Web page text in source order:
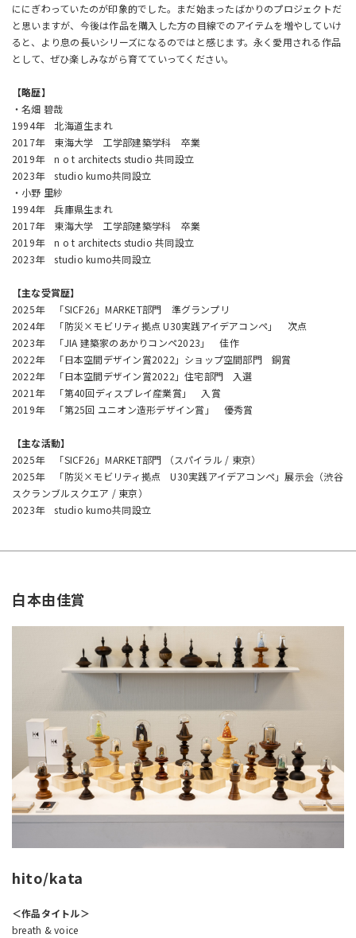
ににぎわっていたのが印象的でした。まだ始まったばかりのプロジェクトだ
と思いますが、今後は作品を購入した方の目線でのアイテムを増やしていけ
ると、より息の長いシリーズになるのではと感じます。永く愛用される作品
として、ぜひ楽しみながら育てていってください。
【略歴】
・名畑 碧哉
1994年 北海道生まれ
2017年 東海大学 工学部建築学科 卒業
2019年 n o t architects studio 共同設立
2023年 studio kumo共同設立
・小野 里紗
1994年 兵庫県生まれ
2017年 東海大学 工学部建築学科 卒業
2019年 n o t architects studio 共同設立
2023年 studio kumo共同設立
【主な受賞歴】
2025年 「SICF26」MARKET部門 準グランプリ
2024年 「防災×モビリティ拠点 U30実践アイデアコンペ」 次点
2023年 「JIA 建築家のあかりコンペ2023」 佳作
2022年 「日本空間デザイン賞2022」ショップ空間部門 銅賞
2022年 「日本空間デザイン賞2022」住宅部門 入選
2021年 「第40回ディスプレイ産業賞」 入賞
2019年 「第25回 ユニオン造形デザイン賞」 優秀賞
【主な活動】
2025年 「SICF26」MARKET部門 （スパイラル / 東京）
2025年 「防災×モビリティ拠点 U30実践アイデアコンペ」展示会（渋谷
スクランブルスクエア / 東京）
2023年 studio kumo共同設立
白本由佳賞
hito/kata
＜作品タイトル＞
breath & voice